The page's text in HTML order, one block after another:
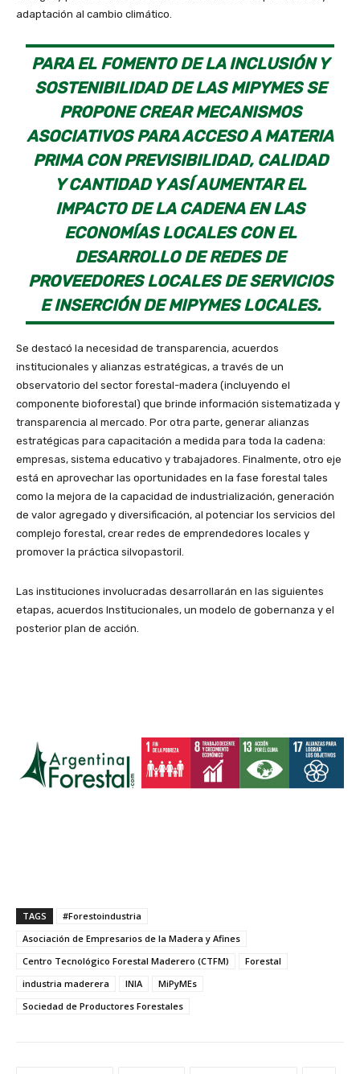
adaptación al cambio climático.
PARA EL FOMENTO DE LA INCLUSIÓN Y
SOSTENIBILIDAD DE LAS MIPYMES SE
PROPONE CREAR MECANISMOS
ASOCIATIVOS PARA ACCESO A MATERIA
PRIMA CON PREVISIBILIDAD, CALIDAD
Y CANTIDAD Y ASÍ AUMENTAR EL
IMPACTO DE LA CADENA EN LAS
ECONOMÍAS LOCALES CON EL
DESARROLLO DE REDES DE
PROVEEDORES LOCALES DE SERVICIOS
E INSERCIÓN DE MIPYMES LOCALES.
Se destacó la necesidad de transparencia, acuerdos
institucionales y alianzas estratégicas, a través de un
observatorio del sector forestal-madera (incluyendo el
componente bioforestal) que brinde información sistematizada y
transparencia al mercado. Por otra parte, generar alianzas
estratégicas para capacitación a medida para toda la cadena:
empresas, sistema educativo y trabajadores. Finalmente, otro eje
está en aprovechar las oportunidades en la fase forestal tales
como la mejora de la capacidad de industrialización, generación
de valor agregado y diversificación, al potenciar los servicios del
complejo forestal, crear redes de emprendedores locales y
promover la práctica silvopastoril.
Las instituciones involucradas desarrollarán en las siguientes
etapas, acuerdos Institucionales, un modelo de gobernanza y el
posterior plan de acción.
TAGS
#Forestoindustria
Asociación de Empresarios de la Madera y Afines
Centro Tecnológico Forestal Maderero (CTFM)
Forestal
industria maderera
INIA
MiPyMEs
Sociedad de Productores Forestales